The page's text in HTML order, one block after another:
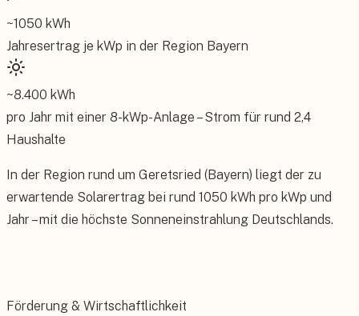
~1050 kWh
Jahresertrag je kWp in der Region Bayern
~8.400 kWh
pro Jahr mit einer 8-kWp-Anlage – Strom für rund 2,4
Haushalte
In der Region rund um Geretsried (Bayern) liegt der zu
erwartende Solarertrag bei rund 1050 kWh pro kWp und
Jahr – mit die höchste Sonneneinstrahlung Deutschlands.
Förderung & Wirtschaftlichkeit